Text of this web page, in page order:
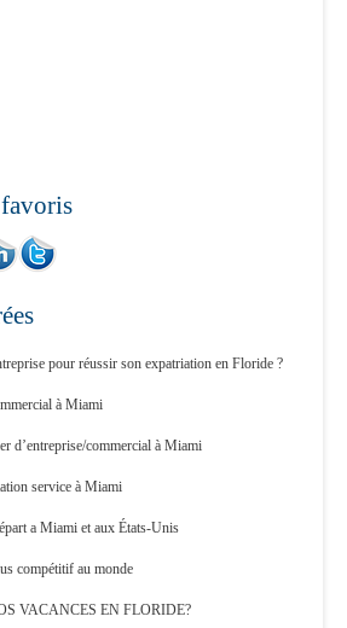
pour réussir son expatriation en Floride ?
à Miami
d’entreprise/commercial à Miami
service à Miami
a Miami et aux États-Unis
compétitif au monde
VACANCES EN FLORIDE?